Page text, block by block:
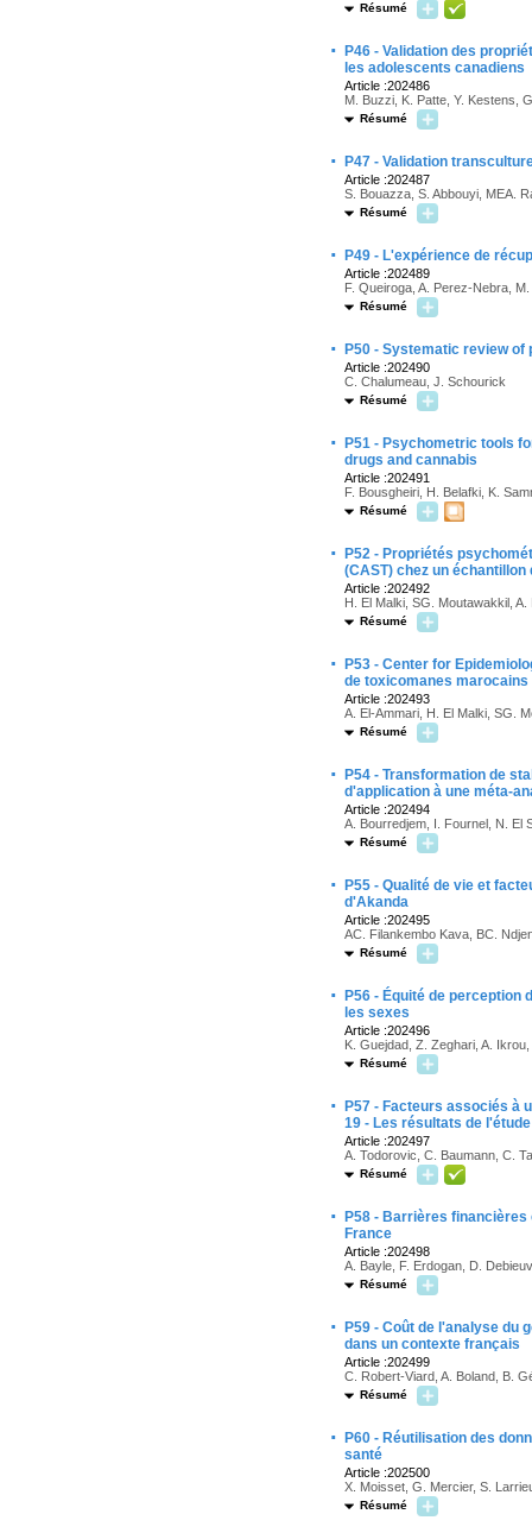
Résumé
·
P46 - Validation des
les adolescents canadiens
Article :202486
M. Buzzi, K. Patte, Y. Kestens,
Résumé
· P47 - Validation
Article :202487
S. Bouazza, S. Abbouyi, MEA.
Résumé
· P49 - L'expérience de
Article :202489
F. Queiroga, A. Perez-Nebra,
Résumé
· P50 - Systematic review
Article :202490
C. Chalumeau, J. Schourick
Résumé
·
P51 - Psychometric tools
drugs and cannabis
Article :202491
F. Bousgheiri, H. Belafki, K.
Résumé
·
P52 - Propriétés
(CAST) chez un
Article :202492
H. El Malki, SG. Moutawakkil,
Résumé
·
P53 - Center for
de toxicomanes marocains
Article :202493
A. El-Ammari, H. El Malki, SG.
Résumé
·
P54 - Transformation de
d'application à une méta-
Article :202494
A. Bourredjem, I. Fournel, N. El
Résumé
·
P55 - Qualité de vie et
d'Akanda
Article :202495
AC. Filankembo Kava, BC.
Résumé
·
P56 - Équité de
les sexes
Article :202496
K. Guejdad, Z. Zeghari, A.
Résumé
·
P57 - Facteurs associés à
19 - Les résultats de l'étude
Article :202497
A. Todorovic, C. Baumann, C.
Résumé
·
P58 - Barrières
France
Article :202498
A. Bayle, F. Erdogan, D.
Résumé
·
P59 - Coût de l'analyse du
dans un contexte français
Article :202499
C. Robert-Viard, A. Boland, B.
Résumé
·
P60 - Réutilisation des
santé
Article :202500
X. Moisset, G. Mercier, S.
Résumé